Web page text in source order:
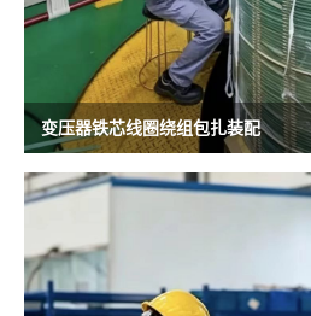
变压器铁芯线圈绕组包扎装配